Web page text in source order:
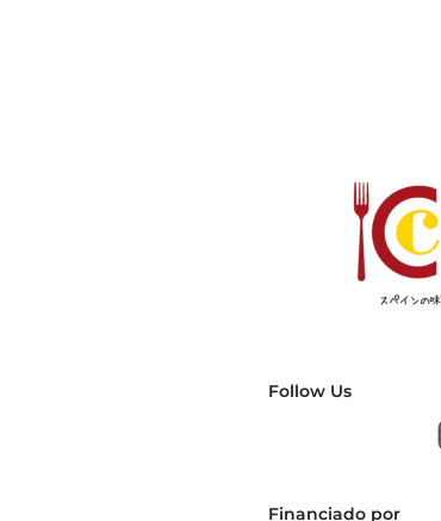
Follow Us
Financiado por